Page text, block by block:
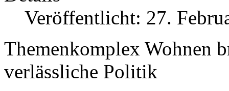
Veröffentlicht: 27.
Themenkomplex Wohnen
verlässliche Politik